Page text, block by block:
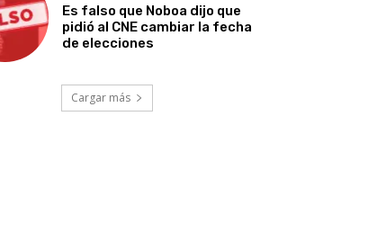
Es falso que Noboa dijo que
pidió al CNE cambiar la fecha
de elecciones
Cargar más